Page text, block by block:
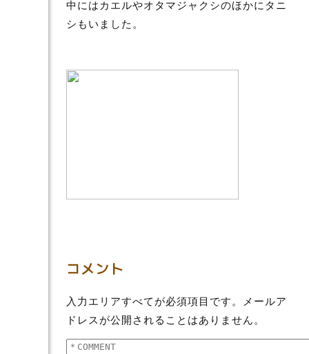
中にはカエルやオタマジャクシのほかにタニ
シもいました。
コメント
入力エリアすべてが必須項目です。メールア
ドレスが公開されることはありません。